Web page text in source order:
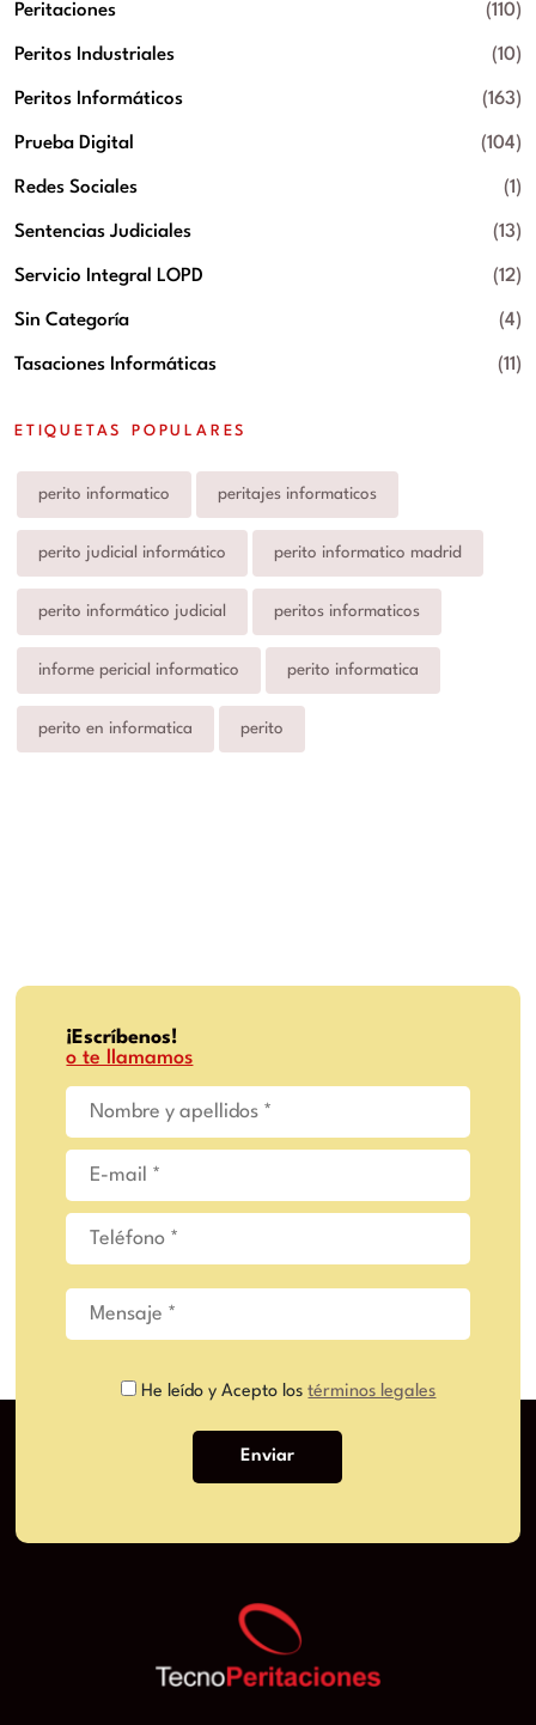
Peritaciones (110)
Peritos Industriales (10)
Peritos Informáticos (163)
Prueba Digital (104)
Redes Sociales (1)
Sentencias Judiciales (13)
Servicio Integral LOPD (12)
Sin Categoría (4)
Tasaciones Informáticas (11)
ETIQUETAS POPULARES
perito informatico peritajes informaticos
perito judicial informático perito informatico madrid
perito informático judicial peritos informaticos
informe pericial informatico perito informatica
perito en informatica perito
¡Escríbenos!
o te llamamos
He leído y Acepto lostérminos legales